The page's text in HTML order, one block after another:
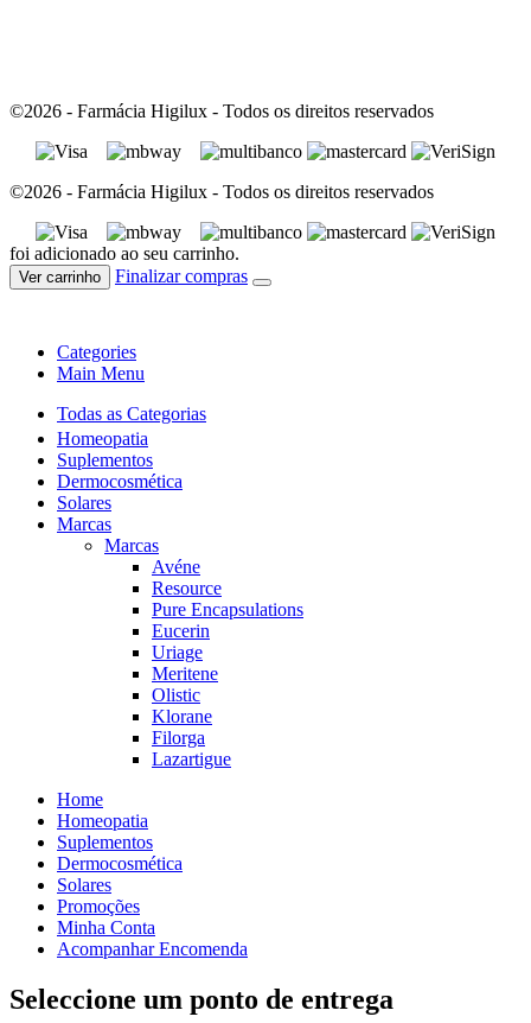
©2026 - Farmácia Higilux - Todos os direitos reservados
©2026 - Farmácia Higilux - Todos os direitos reservados
foi adicionado ao seu carrinho.
Ver carrinho Finalizar compras
Categories
Main Menu
Todas as Categorias
Homeopatia
Suplementos
Dermocosmética
Solares
Marcas
Marcas
Avéne
Resource
Pure Encapsulations
Eucerin
Uriage
Meritene
Olistic
Klorane
Filorga
Lazartigue
Home
Homeopatia
Suplementos
Dermocosmética
Solares
Promoções
Minha Conta
Acompanhar Encomenda
Seleccione um ponto de entrega